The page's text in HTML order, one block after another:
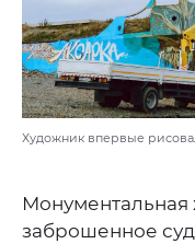
Художник впервые
заброшенное